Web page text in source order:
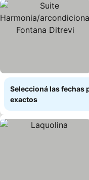
Seleccioná las fechas
exactos